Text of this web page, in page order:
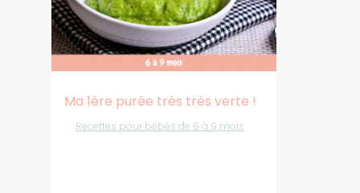
Ma 1ère purée très très verte !
Recettes pour bébés de 6 à 9 mois